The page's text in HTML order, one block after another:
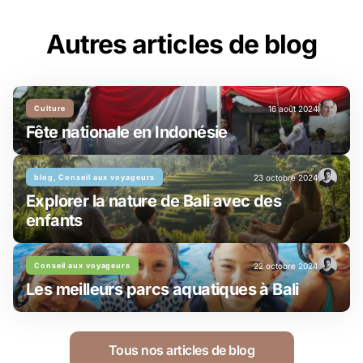
Autres articles de blog
Culture
Fête nationale en Indonésie
16 août 2024
blog, Conseil aux voyageurs
Explorer la nature de Bali avec des
enfants
23 octobre 2024
Conseil aux voyageurs
Les meilleurs parcs aquatiques à Bali
22 octobre 2024
Tous nos articles de blog